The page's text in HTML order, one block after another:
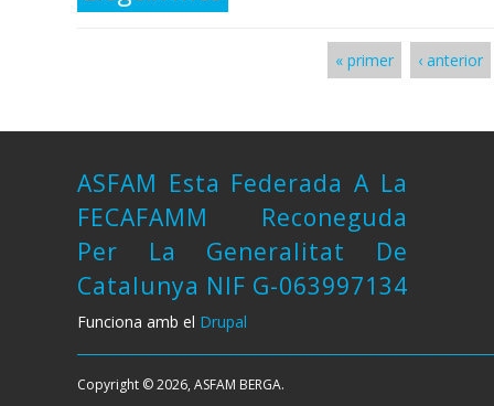
« primer ‹ anterior
ASFAM Esta Federada A La
FECAFAMM Reconeguda
Per La Generalitat De
Catalunya NIF G-063997134
Funciona amb el Drupal
Copyright © 2026, ASFAM BERGA.